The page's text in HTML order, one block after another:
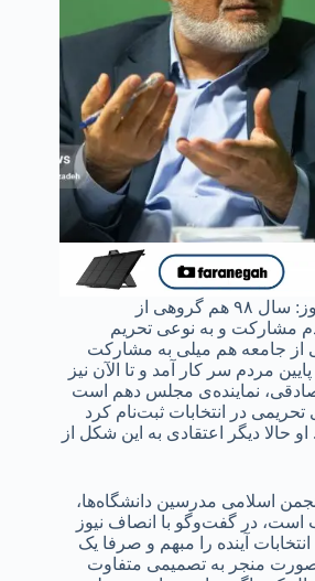
آسیه توحیدنژاد، انصاف نیوز: سال ۹۸ هم گروهی از
مشارکت و به نوعی تحریم
از جامعه هم میلی به مشارکت
مردم سر کار آمد و تا الآن نیز
نماینده‌ی مجلس دهم است
فضای تحریمی در انتخابات ثبت‌نام کرد
حالا دیگر اعتقادی به این شکل از
اسلامی مدرسین دانشگاه‌ها،
در گفت‌وگو با انصاف نیوز
آینده را مبهم و صرفا یک
صورت منجر به تصمیمی متفاوت